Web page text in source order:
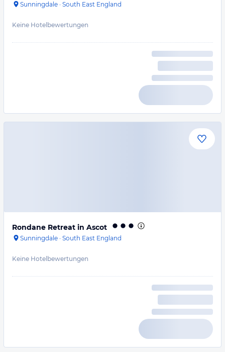
Sunningdale · South East England
Keine Hotelbewertungen
Rondane Retreat in Ascot
Sunningdale · South East England
Keine Hotelbewertungen